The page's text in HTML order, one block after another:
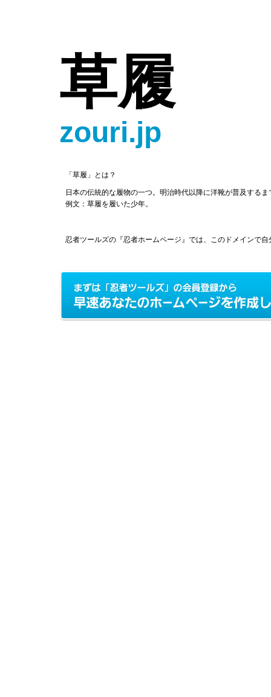
草履
zouri.jp
「草履」とは？
日本の伝統的な履物の一つ。明治時代以降に洋靴が普及する
例文：草履を履いた少年。
忍者ツールズの『忍者ホームページ』では、このドメインで